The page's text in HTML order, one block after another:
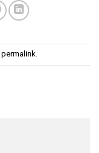
permalink.